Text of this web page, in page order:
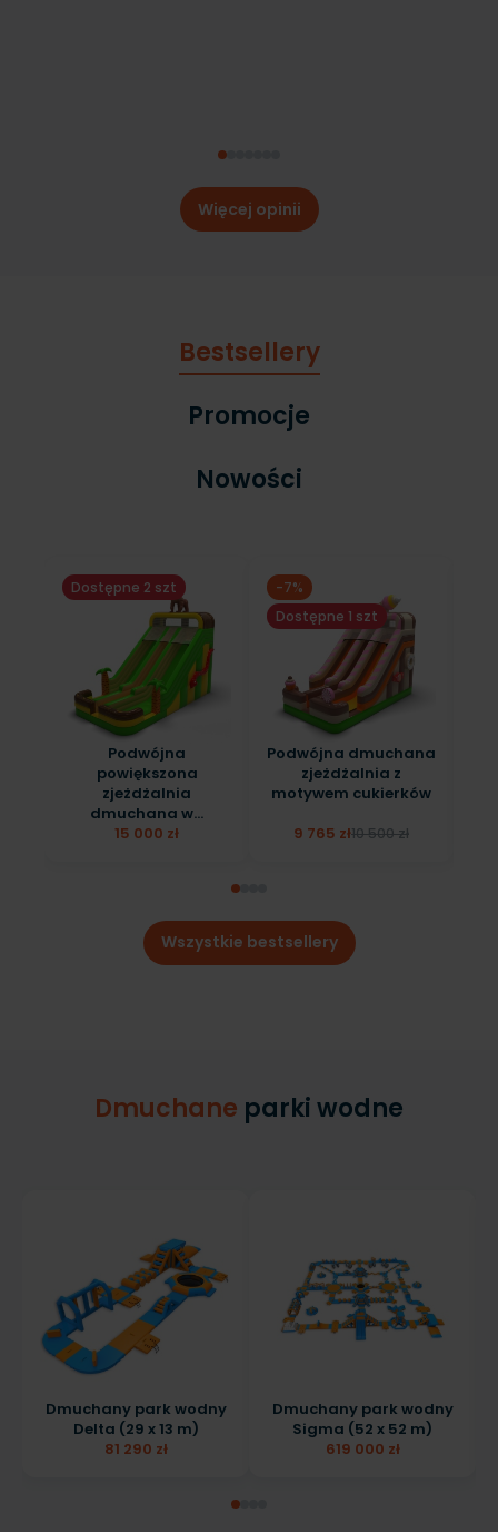
Więcej opinii
Bestsellery
Promocje
Nowości
Dostępne 2 szt
Podwójna
powiększona
zjeżdżalnia
dmuchana w...
15 000 zł
-7%
Dostępne 1 szt
Podwójna dmuchana
zjeżdżalnia z
motywem cukierków
9 765 zł10 500 zł
Wszystkie bestsellery
Dmuchane parki wodne
Dmuchany park wodny
Delta (29 x 13 m)
81 290 zł
Dmuchany park wodny
Sigma (52 x 52 m)
619 000 zł